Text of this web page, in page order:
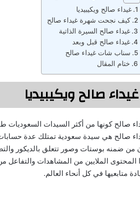
غيداء صالح ويكيبيديا
كيف نجحت شهرة غيداء صالح
غيداء صالح السيرة الذاتية
غيداء صالح قبل وبعد
سناب شات غيداء صالح
ختام المقال
غيداء صالح ويكيبيديا
صالح كونها من أكثر السيدات السعوديات
صالح هي سيدة سعودية تمتلك عدة
من ضمنه بوستات وصور تتعلق بالديكور
المحتوى الملايين من المشاهدات والتفاعل
متابعيها في كل أنحاء العالم.